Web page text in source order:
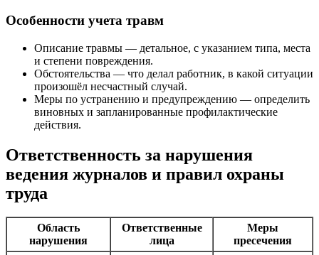
Особенности учета травм
Описание травмы — детальное, с указанием типа, места
и степени повреждения.
Обстоятельства — что делал работник, в какой ситуации
произошёл несчастный случай.
Меры по устранению и предупреждению — определить
виновных и запланированные профилактические
действия.
Ответственность за нарушения
ведения журналов и правил охраны
труда
Область
нарушения
Ответственные
лица
Меры
пресечения